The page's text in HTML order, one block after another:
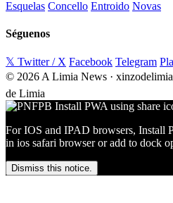
Esquelas Concello Entroido Novas
Séguenos
𝕏 Twitter / X Facebook Telegram
© 2026 A Limia News ·
de Limia
For IOS and IPAD browsers, Install
in ios safari browser or add to dock
Dismiss this notice.